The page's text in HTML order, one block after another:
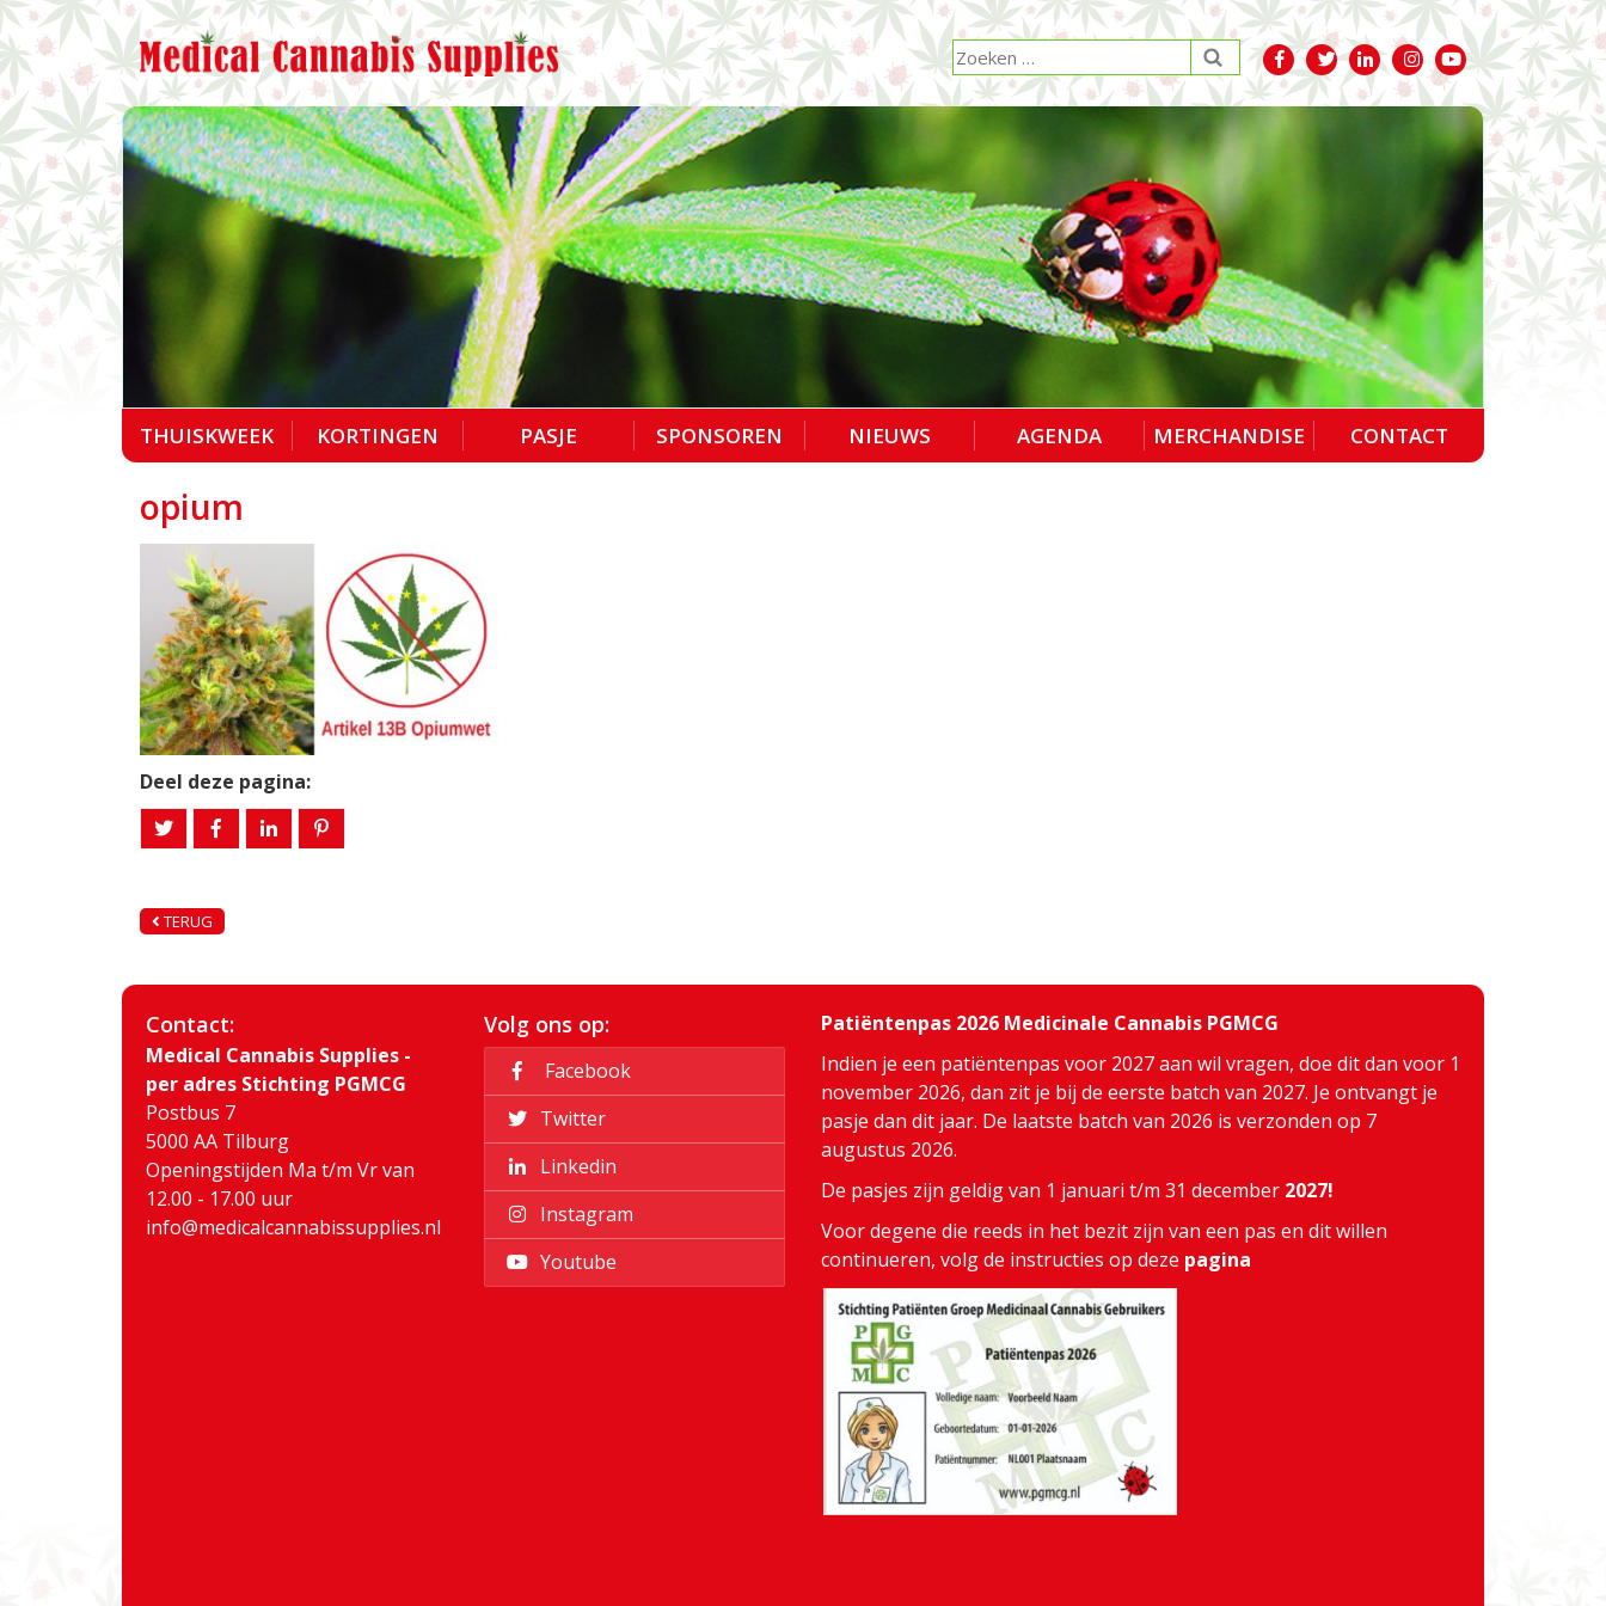
THUISKWEEK KORTINGEN PASJE SPONSOREN NIEUWS AGENDA MERCHANDISE CONTACT
opium
Deel deze pagina:
TERUG
Contact:
Medical Cannabis Supplies -
per adres Stichting PGMCG
Postbus 7
5000 AA Tilburg
Openingstijden Ma t/m Vr van
12.00 - 17.00 uur
info@medicalcannabissupplies.nl
Volg ons op:
Facebook
Twitter
Linkedin
Instagram
Youtube
Patiëntenpas 2026 Medicinale Cannabis PGMCG
Indien je een patiëntenpas voor 2027 aan wil vragen, doe dit dan voor 1
november 2026, dan zit je bij de eerste batch van 2027. Je ontvangt je
pasje dan dit jaar. De laatste batch van 2026 is verzonden op 7
augustus 2026.
De pasjes zijn geldig van 1 januari t/m 31 december 2027!
Voor degene die reeds in het bezit zijn van een pas en dit willen
continueren, volg de instructies op deze pagina